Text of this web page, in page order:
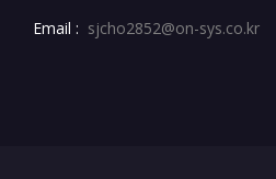
Email : sjcho2852@on-sys.co.kr